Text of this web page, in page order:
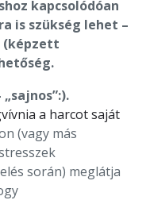
kapcsolódóan
is szükség lehet –
(képzett
a harcot saját
(vagy más
során) meglátja